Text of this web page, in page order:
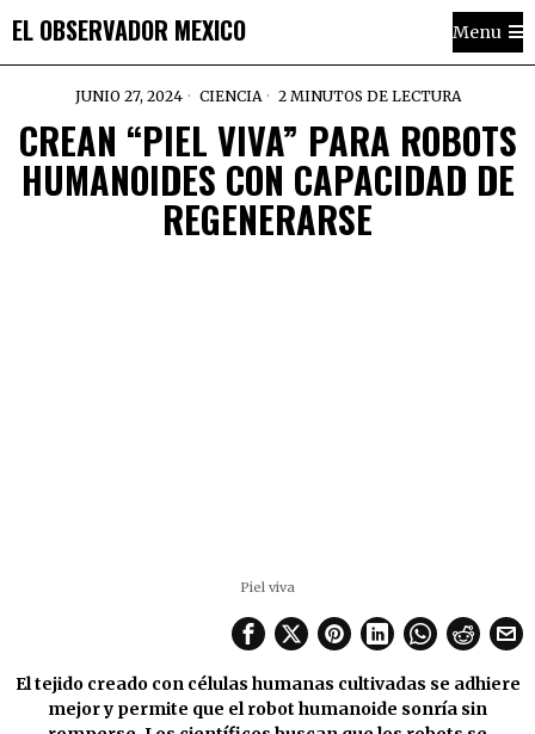
EL OBSERVADOR MEXICO Menu
JUNIO 27, 2024 CIENCIA 2 MINUTOS DE LECTURA
CREAN “PIEL VIVA” PARA ROBOTS
HUMANOIDES CON CAPACIDAD DE
REGENERARSE
Piel viva
El tejido creado con células humanas cultivadas se adhiere
mejor y permite que el robot humanoide sonría sin